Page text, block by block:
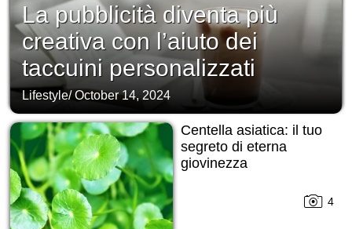
La pubblicità diventa più
creativa con l’aiuto dei
taccuini personalizzati
Lifestyle/October 14, 2024
Centella asiatica: il tuo
segreto di eterna
giovinezza
4